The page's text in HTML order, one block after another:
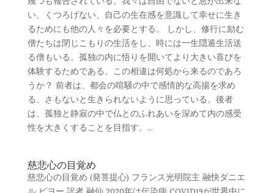
い、くつろげない、自己の生在感を意識して幸せに生き
るためにも他の人々を必要とする。 しかし、修行に励む
僧たちは閉じこもりの生活をし、時には一生隠遁生活送
る僧もいる。孤独の内に悟りを開いてより大きい喜びを
体験するためである。この相違は何処から来るのであろ
うか？ 前者は、都会の喧騒の中で感情的な高揚を求め
る、さもないと生きられないように思っている。後者
は、孤独と静寂の中で仏とのふれあいを深めて内の感受
性を大きくすることを目指す。...
慈悲心の目覚め
慈悲心の目覚め (発菩提心) フランス光明院主 融快ダニエ